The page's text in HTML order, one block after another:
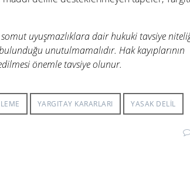
uyuşmazlıklara dair hukuki tavsiye
unutulmamalıdır. Hak kayıplarının
önemle tavsiye olunur.
YARGITAY KARARLARI YASAK DELIL